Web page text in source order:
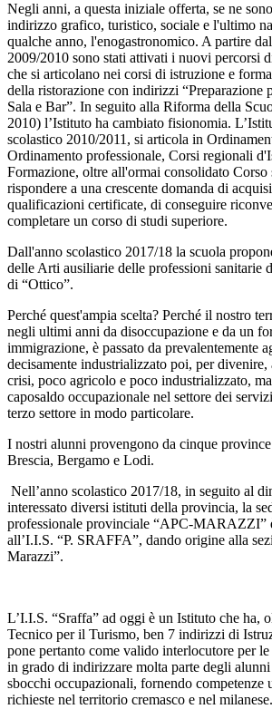
Negli anni, a questa iniziale offerta, se ne
indirizzo grafico, turistico, sociale e l'ultimo
qualche anno, l'enogastronomico. A partire
2009/2010 sono stati attivati i nuovi percorsi
che si articolano nei corsi di istruzione e
della ristorazione con indirizzi “Preparazione
Sala e Bar”. In seguito alla Riforma della
2010) l’Istituto ha cambiato fisionomia.
scolastico 2010/2011, si articola in
Ordinamento professionale, Corsi regionali
Formazione, oltre all'ormai consolidato Corso
rispondere a una crescente domanda di
qualificazioni certificate, di conseguire
completare un corso di studi superiore.
Dall'anno scolastico 2017/18 la scuola
delle Arti ausiliarie delle professioni sanitarie
di “Ottico”.
Perché quest'ampia scelta? Perché il nostro
negli ultimi anni da disoccupazione e da un
immigrazione, è passato da prevalentemente
decisamente industrializzato poi, per divenire,
crisi, poco agricolo e poco industrializzato,
caposaldo occupazionale nel settore dei
terzo settore in modo particolare.
I nostri alunni provengono da cinque
Brescia, Bergamo e Lodi.
Nell’anno scolastico 2017/18, in seguito al
interessato diversi istituti della provincia, la
professionale provinciale “APC-MARAZZI”
all’I.I.S. “P. SRAFFA”, dando origine alla
Marazzi”.
L’I.I.S. “Sraffa” ad oggi è un Istituto che ha,
Tecnico per il Turismo, ben 7 indirizzi di
pone pertanto come valido interlocutore per
in grado di indirizzare molta parte degli
sbocchi occupazionali, fornendo competenze
richieste nel territorio cremasco e nel milanese.